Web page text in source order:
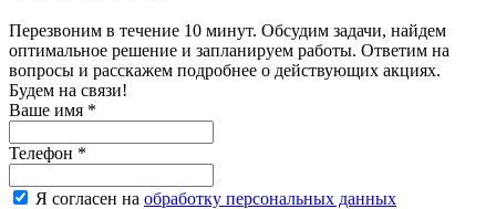
Перезвоним в течение 10 минут. Обсудим задачи, найдем
оптимальное решение и запланируем работы. Ответим на
вопросы и расскажем подробнее о действующих акциях.
Будем на связи!
Ваше имя *
Телефон *
Я согласен на обработку персональных данных